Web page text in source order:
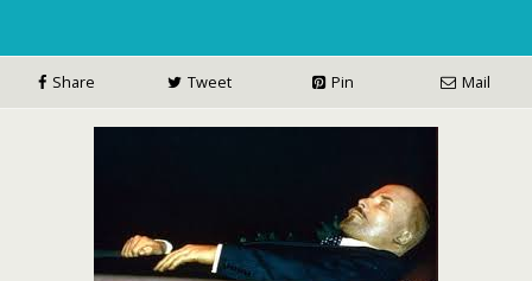
Share Tweet Pin Mail